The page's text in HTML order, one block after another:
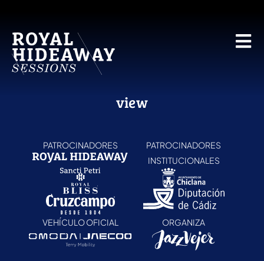
view
ORGANIZA
PATROCINADORES
PATROCINADORES
INSTITUCIONALES
VEHÍCULO OFICIAL